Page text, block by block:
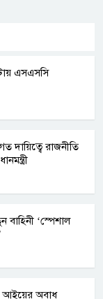
এসএসসি
দায়িত্বে রাজনীতি
বাহিনী ‘স্পেশাল
আইয়ের অবাধ